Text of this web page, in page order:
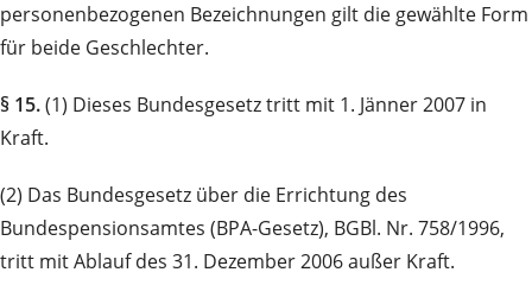
personenbezogenen Bezeichnungen gilt die gewählte Form
für beide Geschlechter.
§ 15.(1) Dieses Bundesgesetz tritt mit 1. Jänner 2007 in
Kraft.
(2) Das Bundesgesetz über die Errichtung des
Bundespensionsamtes (BPA-Gesetz), BGBl. Nr. 758/1996,
tritt mit Ablauf des 31. Dezember 2006 außer Kraft.